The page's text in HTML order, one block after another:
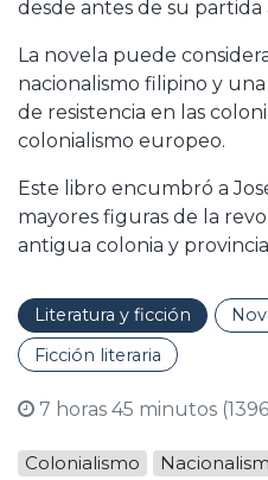
desde antes de su partida
La novela puede
nacionalismo filipino y
de resistencia en las
colonialismo europeo.
Este libro encumbró a
mayores figuras de la
antigua colonia y
Literatura y ficción
Ficción literaria
7 horas 45 minutos
Colonialismo